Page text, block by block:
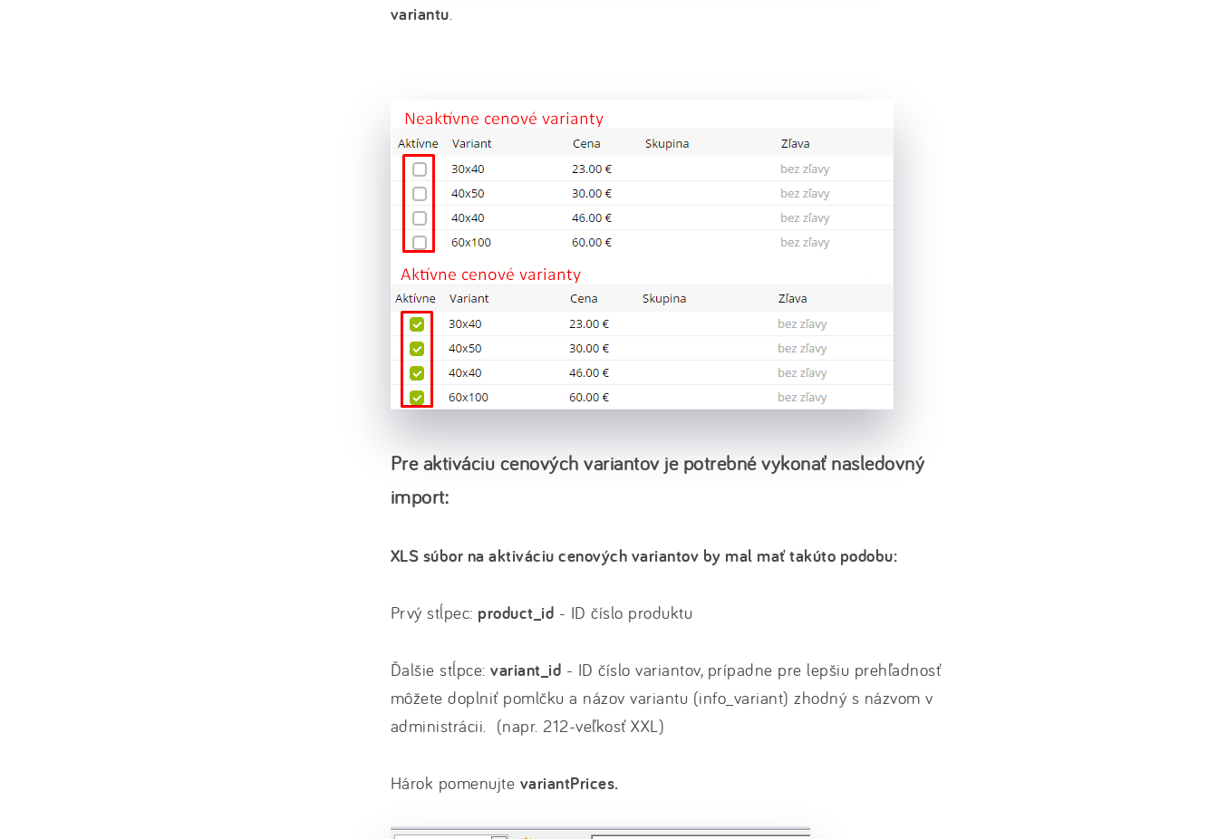
variantu.
Pre aktiváciu cenových variantov je potrebné vykonať nasledovný
import:
XLS súbor na aktiváciu cenových variantov by mal mať takúto podobu:
Prvý stĺpec: product_id - ID číslo produktu
Ďalšie stĺpce:variant_id - ID číslo variantov, prípadne pre lepšiu prehľadnosť
môžete doplniť pomlčku a názov variantu (info_variant) zhodný s názvom v
administrácii. (napr. 212-veľkosť XXL)
Hárok pomenujte variantPrices.